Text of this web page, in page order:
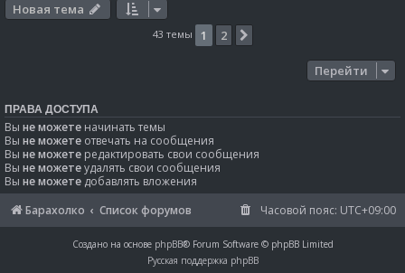
Новая тема
43 темы 1 2
Перейти
ПРАВА ДОСТУПА
Вы не можете начинать темы
Вы не можете отвечать на сообщения
Вы не можете редактировать свои сообщения
Вы не можетеудалять свои сообщения
Вы не можете добавлять вложения
Барахолко
Список форумов Часовой пояс: UTC+09:00
Создано на основе phpBB® Forum Software © phpBB Limited
Русская поддержка phpBB